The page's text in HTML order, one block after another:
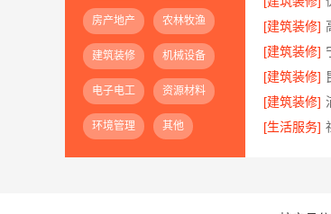
房产地产 农林牧渔
建筑装修 机械设备
电子电工 资源材料
环境管理 其他
[建筑装修]
[建筑装修]
[建筑装修]
[建筑装修]
[生活服务]